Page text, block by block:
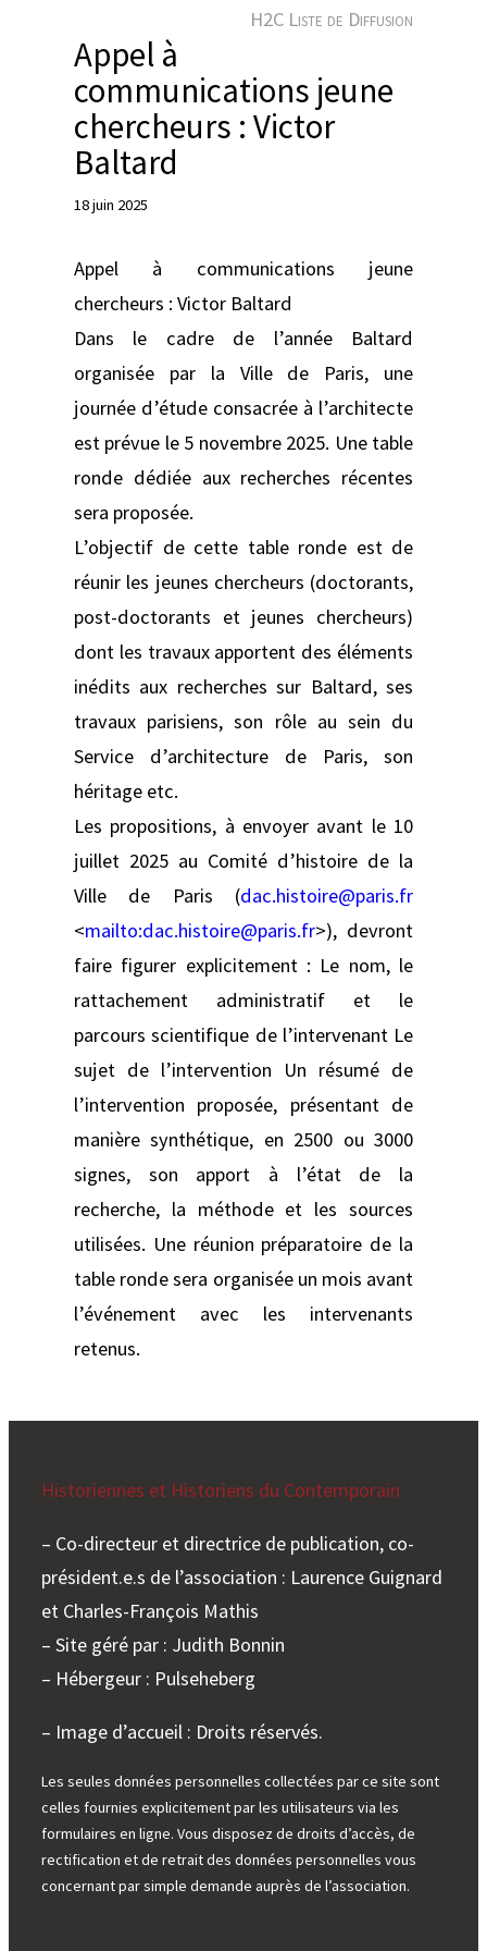
H2C Liste de Diffusion
Appel à
communications jeune
chercheurs : Victor
Baltard
18 juin 2025
Appel à communications jeune
chercheurs : Victor Baltard
Dans le cadre de l’année Baltard
organisée par la Ville de Paris, une
journée d’étude consacrée à l’architecte
est prévue le 5 novembre 2025. Une table
ronde dédiée aux recherches récentes
sera proposée.
L’objectif de cette table ronde est de
réunir les jeunes chercheurs (doctorants,
post-doctorants et jeunes chercheurs)
dont les travaux apportent des éléments
inédits aux recherches sur Baltard, ses
travaux parisiens, son rôle au sein du
Service d’architecture de Paris, son
héritage etc.
Les propositions, à envoyer avant le 10
juillet 2025 au Comité d’histoire de la
Ville de Paris (dac.histoire@paris.fr
<mailto:dac.histoire@paris.fr>), devront
faire figurer explicitement : Le nom, le
rattachement administratif et le
parcours scientifique de l’intervenant Le
sujet de l’intervention Un résumé de
l’intervention proposée, présentant de
manière synthétique, en 2500 ou 3000
signes, son apport à l’état de la
recherche, la méthode et les sources
utilisées. Une réunion préparatoire de la
table ronde sera organisée un mois avant
l’événement avec les intervenants
retenus.
Historiennes et Historiens du Contemporain
– Co-directeur et directrice de publication, co-
président.e.s de l’association : Laurence Guignard
et Charles-François Mathis
– Site géré par : Judith Bonnin
– Hébergeur : Pulseheberg
– Image d’accueil : Droits réservés.
Les seules données personnelles collectées par ce site sont
celles fournies explicitement par les utilisateurs via les
formulaires en ligne. Vous disposez de droits d’accès, de
rectification et de retrait des données personnelles vous
concernant par simple demande auprès de l’association.